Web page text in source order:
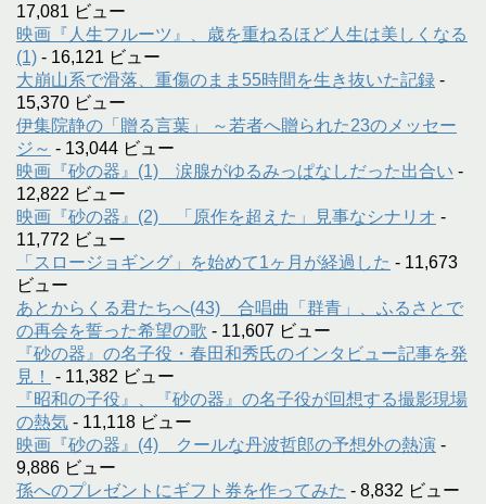
17,081 ビュー
映画『人生フルーツ』、歳を重ねるほど人生は美しくなる
(1) - 16,121 ビュー
大崩山系で滑落、重傷のまま55時間を生き抜いた記録 -
15,370 ビュー
伊集院静の「贈る言葉」 ～若者へ贈られた23のメッセー
ジ～ - 13,044 ビュー
映画『砂の器』(1) 涙腺がゆるみっぱなしだった出合い -
12,822 ビュー
映画『砂の器』(2) 「原作を超えた」見事なシナリオ -
11,772 ビュー
「スロージョギング」を始めて1ヶ月が経過した - 11,673
ビュー
あとからくる君たちへ(43) 合唱曲「群青」、ふるさとで
の再会を誓った希望の歌 - 11,607 ビュー
『砂の器』の名子役・春田和秀氏のインタビュー記事を発
見！
- 11,382 ビュー
『昭和の子役』、『砂の器』の名子役が回想する撮影現場
の熱気 - 11,118 ビュー
映画『砂の器』(4) クールな丹波哲郎の予想外の熱演 -
9,886 ビュー
孫へのプレゼントにギフト券を作ってみた - 8,832 ビュー